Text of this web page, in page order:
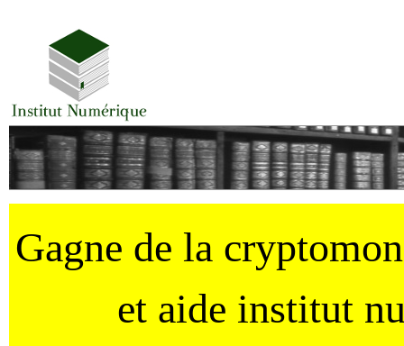
Gagne de la
et aide institut